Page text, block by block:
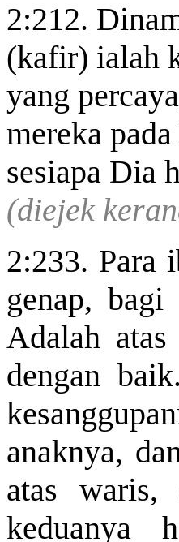
2:212.
(kafir) ialah
yang
mereka
sesiapa Dia
(diejek
2:233. Para
genap,
Adalah
dengan
anaknya,
atas waris,
keduanya